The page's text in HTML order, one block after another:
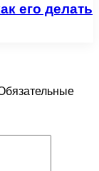
его делать